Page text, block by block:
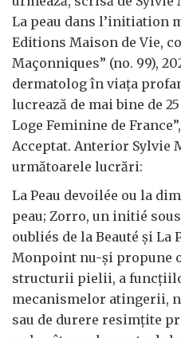
La peau dans l’initiation
Editions Maison de Vie,
Maçonniques” (no. 99),
dermatolog în viața
lucrează de mai bine de
Loge Feminine de
Acceptat. Anterior Sylvie
următoarele lucrări:
La Peau devoilée ou la
peau; Zorro, un initié
oubliés de la Beauté și La
Monpoint nu-și propune
structurii pielii, a
mecanismelor atingerii,
sau de durere resimțite